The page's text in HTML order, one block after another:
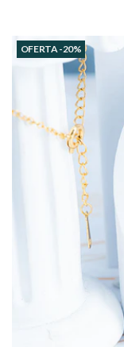
OFERTA -20%